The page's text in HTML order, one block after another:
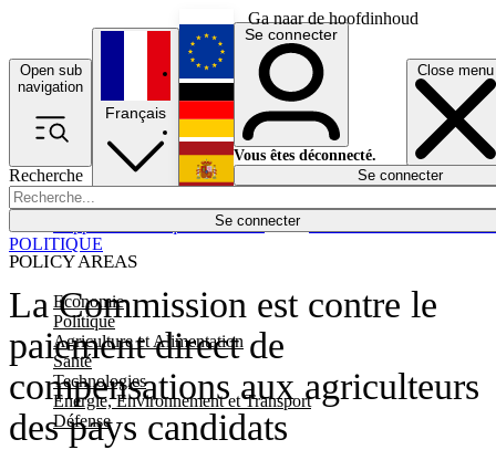
Ga naar de hoofdinhoud
Open sub
navigation
Close menu
Recherche
Se connecter
POLICY AREAS
Economie
Politique
Agriculture et Alimentation
Santé
Technologies
Energie, Environnement et Transport
Défense
Économie
Français
English
Deutsch
Español
Se connecter
Vous êtes déconnecté.
Se connecter
La Commission est contre le
paiement direct de
compensations aux agriculteurs
des pays candidats
POLITIQUE